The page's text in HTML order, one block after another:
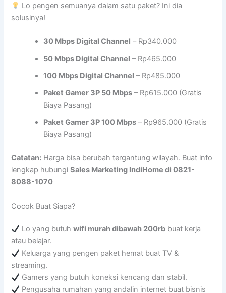
Lo pengen semuanya dalam satu paket? Ini dia
solusinya!
30 Mbps Digital Channel – Rp340.000
50 Mbps Digital Channel – Rp465.000
100 Mbps Digital Channel – Rp485.000
Paket Gamer 3P 50 Mbps – Rp615.000 (Gratis
Biaya Pasang)
Paket Gamer 3P 100 Mbps – Rp965.000 (Gratis
Biaya Pasang)
Catatan: Harga bisa berubah tergantung wilayah. Buat info
lengkap hubungiSales Marketing IndiHome di 0821-
8088-1070
Cocok Buat Siapa?
Lo yang butuhwifi murah dibawah 200rb buat kerja
atau belajar.
Keluarga yang pengen paket hemat buat TV &
streaming.
Gamers yang butuh koneksi kencang dan stabil.
Pengusaha rumahan yang andalin internet buat bisnis